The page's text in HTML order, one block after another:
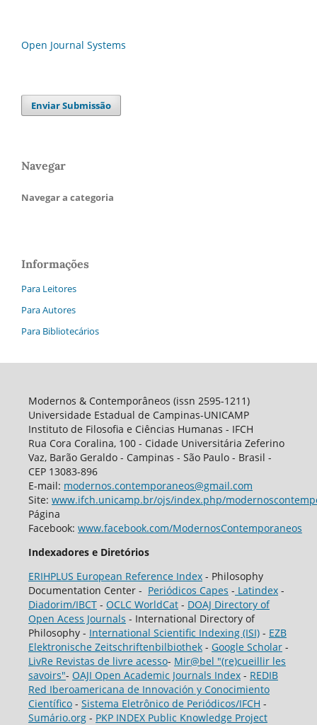
Open Journal Systems
Enviar Submissão
Navegar
Navegar a categoria
Informações
Para Leitores
Para Autores
Para Bibliotecários
Modernos & Contemporâneos (issn 2595-1211)
Universidade Estadual de Campinas-UNICAMP
Instituto de Filosofia e Ciências Humanas - IFCH
Rua Cora Coralina, 100 - Cidade Universitária Zeferino
Vaz, Barão Geraldo - Campinas - São Paulo - Brasil -
CEP 13083-896
E-mail: modernos.contemporaneos@gmail.com
Site: www.ifch.unicamp.br/ojs/index.php/
Página
Facebook: www.facebook.com/ModernosContemporaneos
Indexadores e Diretórios
ERIHPLUS European Reference Index- Philosophy
Documentation Center - Periódicos Capes - Latindex-
Diadorim/IBCT- OCLC WorldCat- DOAJ Directory of
Open Acess Journals - International Directory of
Philosophy - International Scientific Indexing (ISI)- EZB
Elektronische Zeitschriftenbilbiothek- Google Scholar-
LivRe Revistas de livre acesso- Mir@bel "(re)cueillir les
savoirs"- OAJI Open Academic Journals Index- REDIB
Red Iberoamericana de Innovación y Conocimiento
Científico- Sistema Eletrônico de Periódicos/IFCH -
Sumário.org- PKP INDEX Public Knowledge Project